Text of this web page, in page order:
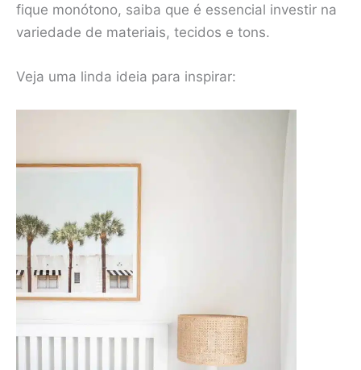
fique monótono, saiba que é essencial investir na
variedade de materiais, tecidos e tons.
Veja uma linda ideia para inspirar: